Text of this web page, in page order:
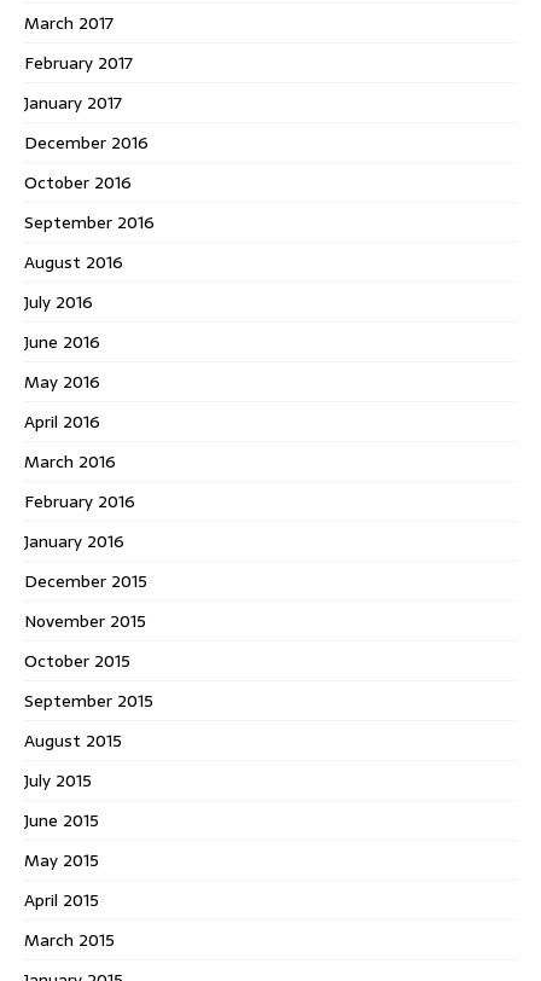
March 2017
February 2017
January 2017
December 2016
October 2016
September 2016
August 2016
July 2016
June 2016
May 2016
April 2016
March 2016
February 2016
January 2016
December 2015
November 2015
October 2015
September 2015
August 2015
July 2015
June 2015
May 2015
April 2015
March 2015